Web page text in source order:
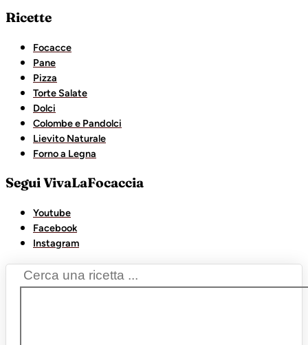
Ricette
Focacce
Pane
Pizza
Torte Salate
Dolci
Colombe e Pandolci
Lievito Naturale
Forno a Legna
Segui VivaLaFocaccia
Youtube
Facebook
Instagram
Search
...